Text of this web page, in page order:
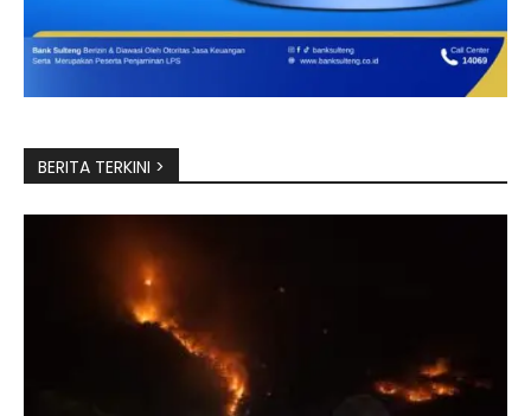
BERITA TERKINI >